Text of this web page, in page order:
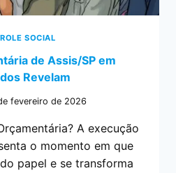
SOCIAL
de Assis/SP em
Revelam
fevereiro de 2026
A execução
o momento em que
papel e se transforma